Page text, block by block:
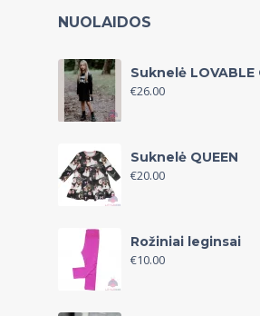
NUOLAIDOS
Suknelė LOVABLE
€26.00
Suknelė QUEEN
€20.00
Rožiniai leginsai
€10.00